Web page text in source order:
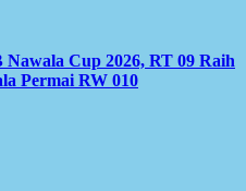
Cup 2026, RT 09 Raih
Permai RW 010